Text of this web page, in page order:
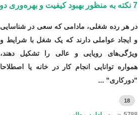
7 نکته به منظور بهبود کیفیت و بهره‌وری دورکاری
در هر رده شغلی، مادامی که سعی در شناسایی
و ایجاد عواملی دارند که یک شغل با شرایط و
ویژگی‌های رویایی و عالی را تشکیل دهند،
همواره توانایی انجام کار در خانه یا اصطلاحا
"دورکاری" ...
18